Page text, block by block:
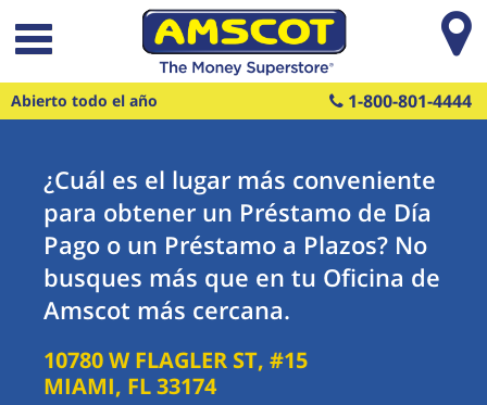
Saltar al contenido principal
Abierto todo el año 1-800-801-4444
¿Cuál es el lugar más conveniente
para obtener un Préstamo de Día
Pago o un Préstamo a Plazos? No
busques más que en tu Oficina de
Amscot más cercana.
10780 W FLAGLER ST, #15
MIAMI, FL33174